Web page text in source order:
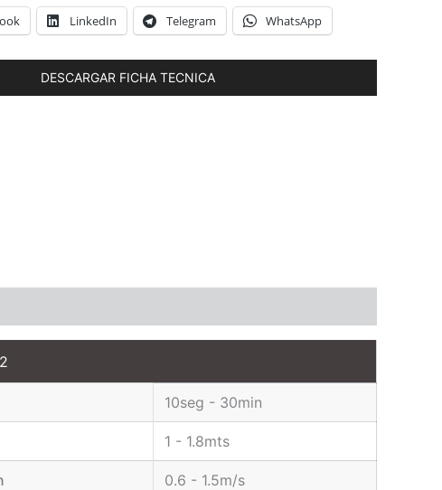
LinkedIn Telegram WhatsApp
DESCARGAR FICHA TECNICA
10seg - 30min
1 - 1.8mts
0.6 - 1.5m/s